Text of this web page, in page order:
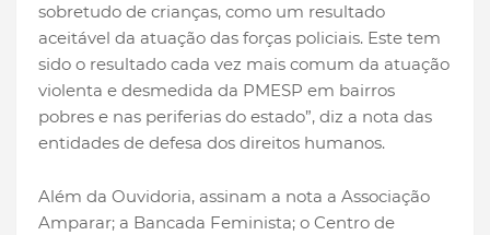
sobretudo de crianças, como um resultado
aceitável da atuação das forças policiais. Este tem
sido o resultado cada vez mais comum da atuação
violenta e desmedida da PMESP em bairros
pobres e nas periferias do estado”, diz a nota das
entidades de defesa dos direitos humanos.
Além da Ouvidoria, assinam a nota a Associação
Amparar; a Bancada Feminista; o Centro de